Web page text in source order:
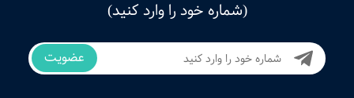
(شماره خود را وارد کنید)
عضویت